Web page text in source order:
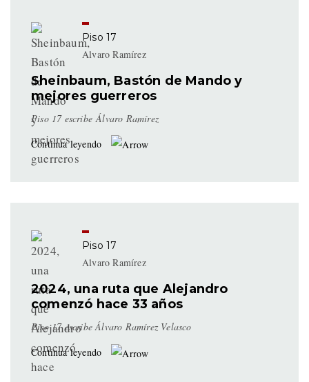
Piso 17
Alvaro Ramírez
Sheinbaum, Bastón de Mando y
mejores guerreros
Piso 17 escribe Álvaro Ramírez
Continua leyendo
Piso 17
Alvaro Ramírez
2024, una ruta que Alejandro
comenzó hace 33 años
Piso 17 escribe Álvaro Ramírez Velasco
Continua leyendo